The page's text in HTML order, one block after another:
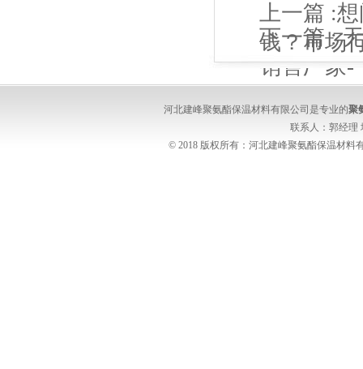
上一篇 :
钱？市场
下一篇 :
销售厂家-
河北建峰聚氨酯保温材料有限公司是专业的聚
联系人：郭经理
© 2018 版权所有：河北建峰聚氨酯保温材